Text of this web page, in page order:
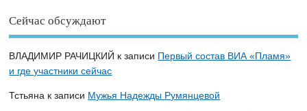
Сейчас обсуждают
ВЛАДИМИР РАЧИЦКИЙ к записи Первый состав ВИА «Пламя»
и где участники сейчас
Тстьяна к записи Мужья Надежды Румянцевой